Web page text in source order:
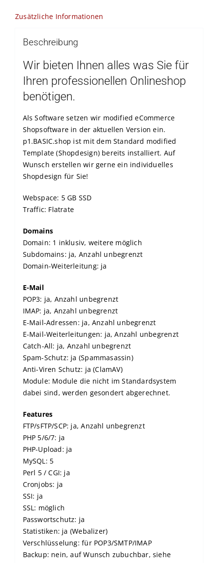
Zusätzliche Informationen
Beschreibung
Wir bieten Ihnen alles was Sie für
Ihren professionellen Onlineshop
benötigen.
Als Software setzen wir modified eCommerce
Shopsoftware in der aktuellen Version ein.
p1.BASIC.shop ist mit dem Standard modified
Template (Shopdesign) bereits installiert. Auf
Wunsch erstellen wir gerne ein individuelles
Shopdesign für Sie!
Webspace: 5 GB SSD
Traffic: Flatrate
Domains
Domain: 1 inklusiv, weitere möglich
Subdomains: ja, Anzahl unbegrenzt
Domain-Weiterleitung: ja
E-Mail
POP3: ja, Anzahl unbegrenzt
IMAP: ja, Anzahl unbegrenzt
E-Mail-Adressen: ja, Anzahl unbegrenzt
E-Mail-Weiterleitungen: ja, Anzahl unbegrenzt
Catch-All: ja, Anzahl unbegrenzt
Spam-Schutz: ja (Spammasassin)
Anti-Viren Schutz: ja (ClamAV)
Module: Module die nicht im Standardsystem
dabei sind, werden gesondert abgerechnet.
Features
FTP/sFTP/SCP: ja, Anzahl unbegrenzt
PHP 5/6/7: ja
PHP-Upload: ja
MySQL: 5
Perl 5 / CGI: ja
Cronjobs: ja
SSI: ja
SSL: möglich
Passwortschutz: ja
Statistiken: ja (Webalizer)
Verschlüsselung: für POP3/SMTP/IMAP
Backup: nein, auf Wunsch zubuchbar, siehe